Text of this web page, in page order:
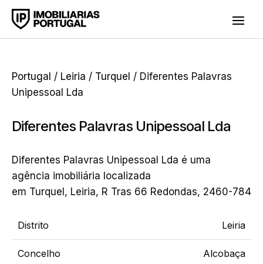
Portugal / Leiria / Turquel / Diferentes Palavras
Unipessoal Lda
Diferentes Palavras Unipessoal Lda
Diferentes Palavras Unipessoal Lda é uma
agência imobiliária localizada
em Turquel, Leiria, R Tras 66 Redondas, 2460-784
Distrito Leiria
Concelho Alcobaça